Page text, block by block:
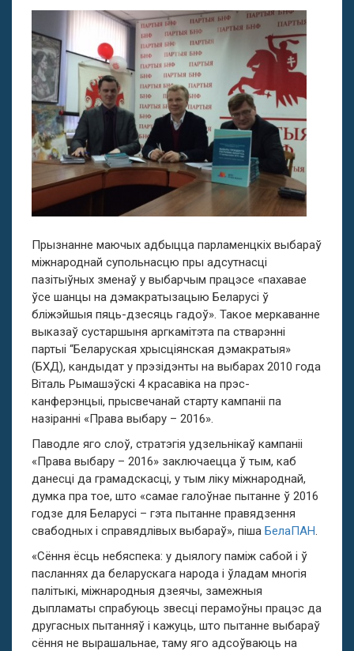
Прызнанне маючых адбыцца парламенцкіх выбараў
міжнароднай супольнасцю пры адсутнасці
пазітыўных зменаў у выбарчым працэсе «пахавае
ўсе шанцы на дэмакратызацыю Беларусі ў
бліжэйшыя пяць-дзесяць гадоў». Такое меркаванне
выказаў сустаршыня аргкамітэта па стварэнні
партыі “Беларуская хрысціянская дэмакратыя»
(БХД), кандыдат у прэзідэнты на выбарах 2010 года
Віталь Рымашэўскі 4 красавіка на прэс-
канферэнцыі, прысвечанай старту кампаніі па
назіранні «Права выбару – 2016».
Паводле яго слоў, стратэгія удзельнікаў кампаніі
«Права выбару – 2016» заключаецца ў тым, каб
данесці да грамадскасці, у тым ліку міжнароднай,
думка пра тое, што «самае галоўнае пытанне ў 2016
годзе для Беларусі – гэта пытанне правядзення
свабодных і справядлівых выбараў», піша БелаПАН.
«Сёння ёсць небяспека: у дыялогу паміж сабой і ў
пасланнях да беларускага народа і ўладам многія
палітыкі, міжнародныя дзеячы, замежныя
дыпламаты спрабуюць звесці перамоўны працэс да
другасных пытанняў і кажуць, што пытанне выбараў
сёння не вырашальнае, таму яго адсоўваюць на